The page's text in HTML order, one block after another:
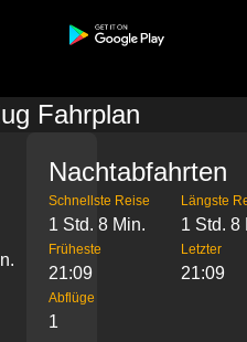
Fahrplan
Nachtabfahrten
Schnellste Reise
1 Std. 8 Min.
Längste
1 Std. 8
Früheste
21:09
Letzter
21:09
Abflüge
1